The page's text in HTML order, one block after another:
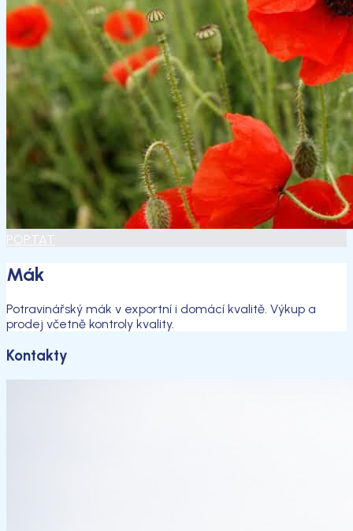
POPTAT
Mák
Potravinářský mák v exportní i domácí kvalitě. Výkup a
prodej včetně kontroly kvality.
Kontakty